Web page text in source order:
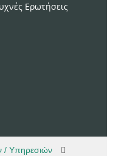
Ερωτήσεις
/ Υπηρεσιών